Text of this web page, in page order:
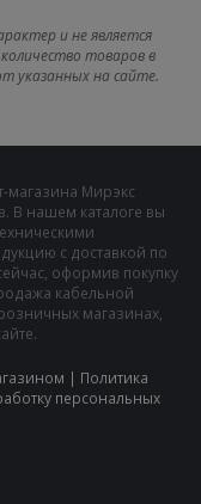
и не является
товаров в
указанных на сайте.
магазина Мирэкс
В нашем каталоге вы
с доставкой по
оформив покупку
кабельной
магазинах,
| Политика
персональных